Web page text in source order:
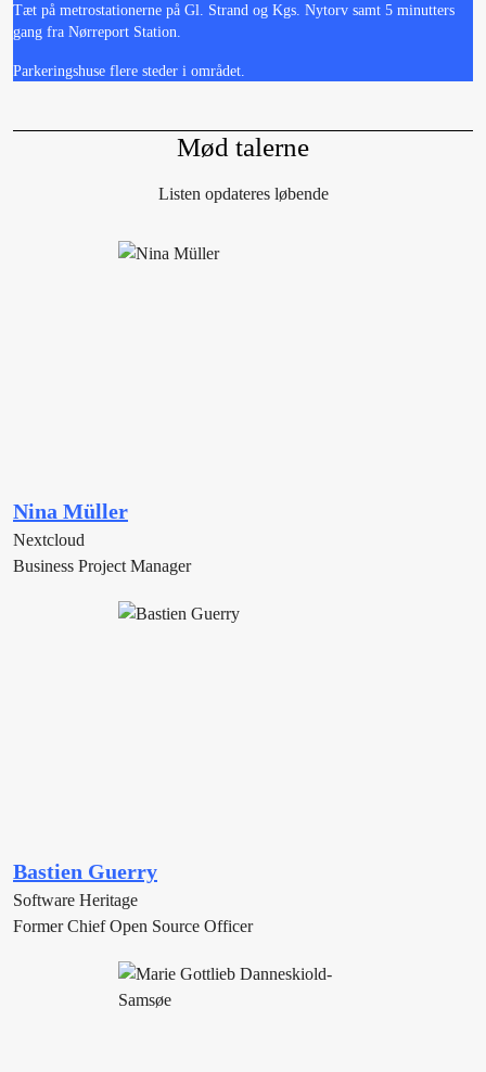
Tæt på metrostationerne på Gl. Strand og Kgs. Nytorv samt 5 minutters
gang fra Nørreport Station.
Parkeringshuse flere steder i området.
Mød talerne
Listen opdateres løbende
Nina Müller
Nextcloud
Business Project Manager
Bastien Guerry
Software Heritage
Former Chief Open Source Officer